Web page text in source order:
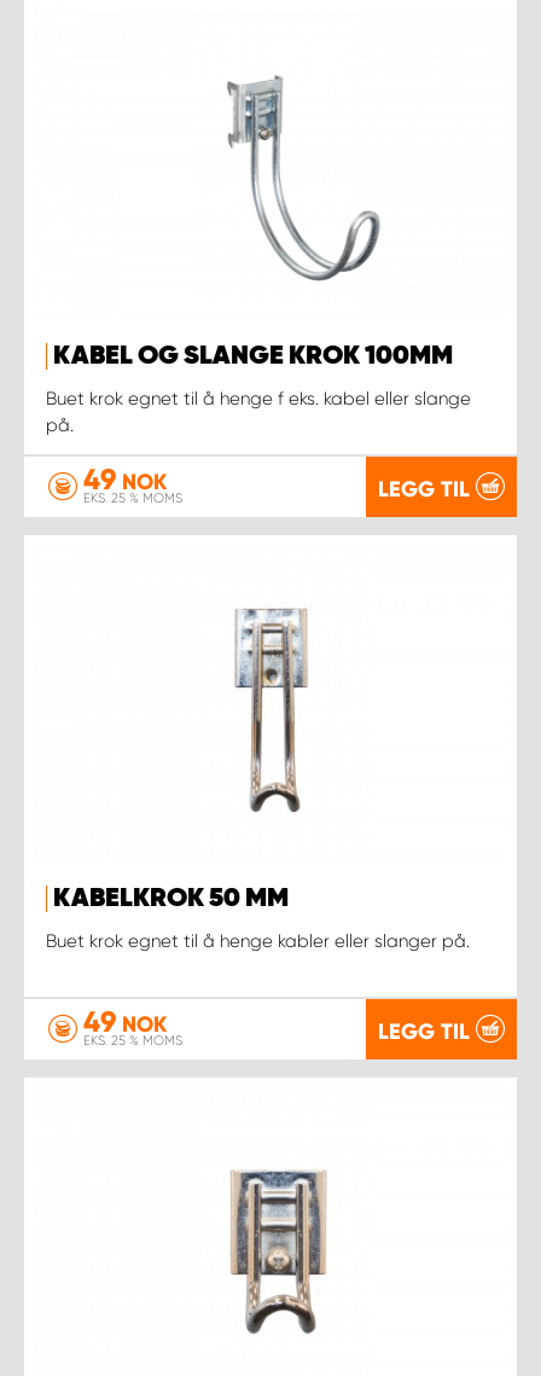
KABEL OG SLANGE KROK 100MM
Buet krok egnet til å henge f eks. kabel eller slange
på.
49 NOK
EKS. 25 % MOMS LEGG TIL
KABELKROK 50 MM
Buet krok egnet til å henge kabler eller slanger på.
49 NOK
EKS. 25 % MOMS LEGG TIL